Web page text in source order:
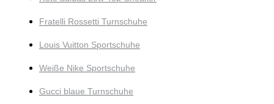
Fratelli Rossetti Turnschuhe
Louis Vuitton Sportschuhe
Weiße Nike Sportschuhe
Gucci blaue Turnschuhe